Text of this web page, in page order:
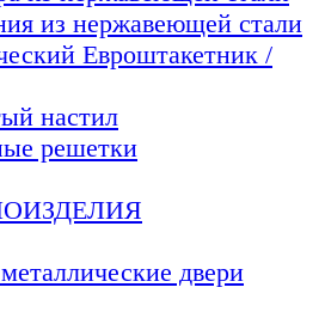
из нержавеющей стали
Евроштакетник /
настил
решетки
двери